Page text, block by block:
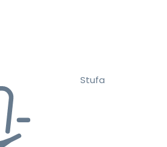
Stufa